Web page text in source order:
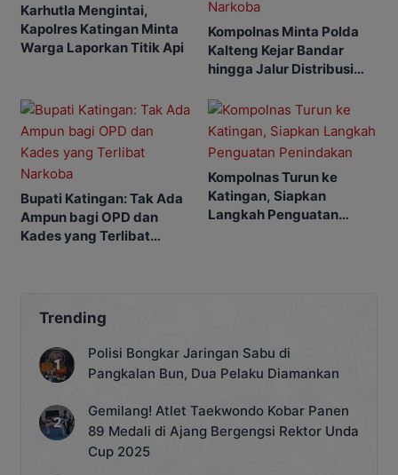
Karhutla Mengintai,
Kapolres Katingan Minta
Warga Laporkan Titik Api
Kompolnas Minta Polda
Kalteng Kejar Bandar
hingga Jalur Distribusi
Bupati Katingan: Tak Ada
Ampun bagi OPD dan
Kades yang Terlibat
Kompolnas Turun ke
Katingan, Siapkan
Langkah Penguatan
Trending
Polisi Bongkar Jaringan Sabu di
Pangkalan Bun, Dua Pelaku Diamankan
Gemilang! Atlet Taekwondo Kobar Panen
89 Medali di Ajang Bergengsi Rektor Unda
Cup 2025